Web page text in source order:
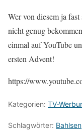
Wer von diesem ja
nicht genug
einmal auf YouTube
ersten Advent!
https://
Kategorien: TV-
Schlagwörter: Bahlsen